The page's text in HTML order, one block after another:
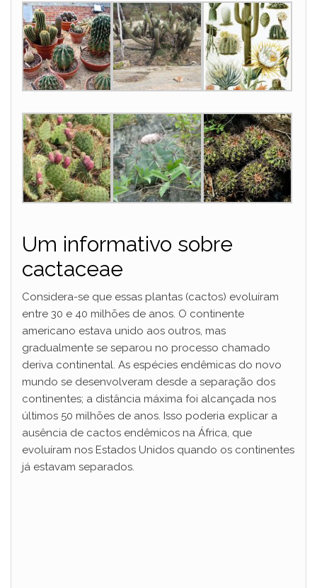
Um informativo sobre
cactaceae
Considera-se que essas plantas (cactos) evoluíram
entre 30 e 40 milhões de anos. O continente
americano estava unido aos outros, mas
gradualmente se separou no processo chamado
deriva continental. As espécies endêmicas do novo
mundo se desenvolveram desde a separação dos
continentes; a distância máxima foi alcançada nos
últimos 50 milhões de anos. Isso poderia explicar a
ausência de cactos endêmicos na África, que
evoluíram nos Estados Unidos quando os continentes
já estavam separados.